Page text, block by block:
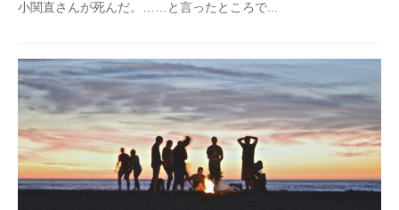
小関直さんが死んだ。……と言ったところで...